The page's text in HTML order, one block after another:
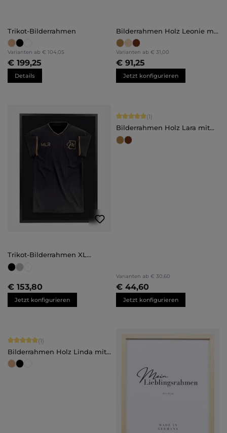
Trikot-Bilderrahmen
Varianten ab € 104,05
€ 199,25
Details
Bilderrahmen Holz Leonie mit
Abstandsleiste
Varianten ab € 31,00
€ 91,25
Jetzt konfigurieren
Trikot-Bilderrahmen XL
(70x100)
€ 153,80
Jetzt konfigurieren
Durchschnittliche Bewertung von 5
(1)
Bilderrahmen Holz Lara mit
Abstandsleiste
Varianten ab € 30,60
€ 44,60
Jetzt konfigurieren
Durchschnittliche Bewertung von 5 von 5 Sternen
(1)
Bilderrahmen Holz Linda mit
Abstandsleiste